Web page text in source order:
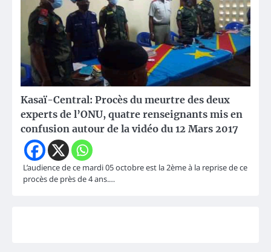
Kasaï-Central: Procès du meurtre des deux
experts de l’ONU, quatre renseignants mis en
confusion autour de la vidéo du 12 Mars 2017
L’audience de ce mardi 05 octobre est la 2ème à la reprise de ce
procès de près de 4 ans.…